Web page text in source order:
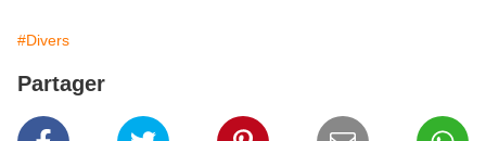
#Divers
Partager